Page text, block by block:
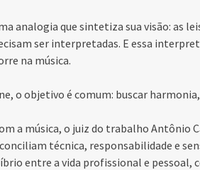
analogia que sintetiza sua visão: as
ser interpretadas. E essa
na música.
o objetivo é comum: buscar
a música, o juiz do trabalho Antônio
técnica, responsabilidade e
entre a vida profissional e pessoal,